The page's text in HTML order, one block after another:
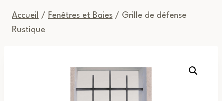
Accueil / Fenêtres et Baies / Grille de défense
Rustique